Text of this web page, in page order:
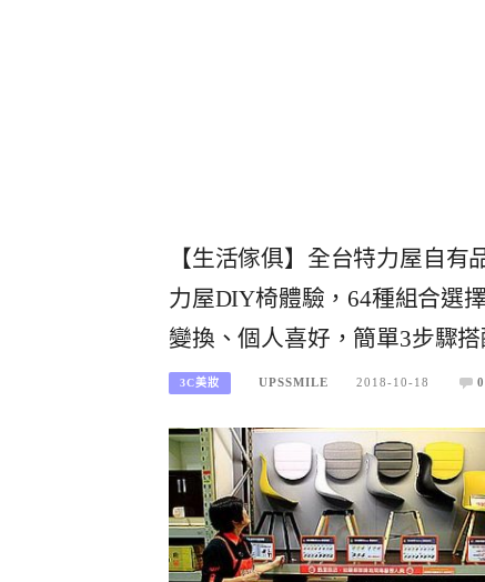
【生活傢俱】全台特力屋自有
力屋DIY椅體驗，64種組合選
變換、個人喜好，簡單3步驟
3C美妝 UPSSMILE 2018-10-18 0